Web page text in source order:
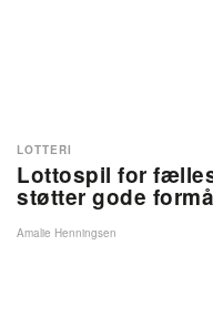
Lottospil for
støtter gode
LOTTERI
Amalie Henningsen